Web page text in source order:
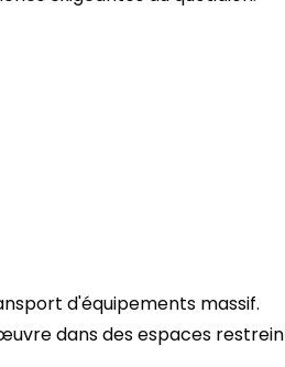
d'équipements massif.
dans des espaces